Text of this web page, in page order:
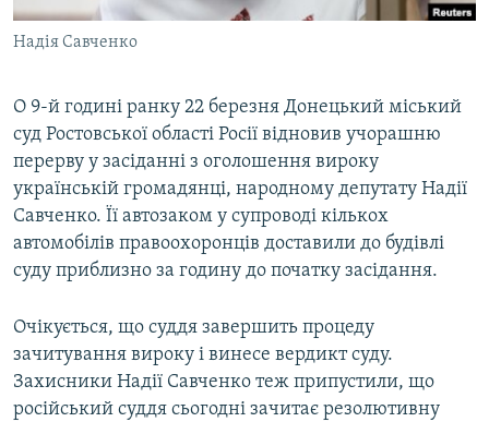
СВІДЧЕННЯ ОКУПАЦІЇ
УКРАЇНСЬКА ПРОБЛЕМА КРИМУ
Qırımtatar
Усі сайти RFE/RL
Надія Савченко
О 9-й годині ранку 22 березня Донецький міський
суд Ростовської області Росії відновив учорашню
перерву у засіданні з оголошення вироку
українській громадянці, народному депутату Надії
Савченко. Її автозаком у супроводі кількох
автомобілів правоохоронців доставили до будівлі
суду приблизно за годину до початку засідання.
Очікується, що суддя завершить процеду
зачитування вироку і винесе вердикт суду.
Захисники Надії Савченко теж припустили, що
російський суддя сьогодні зачитає резолютивну